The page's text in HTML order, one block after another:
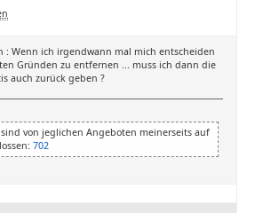
: Wenn ich irgendwann mal mich entscheiden
Gründen zu entfernen ... muss ich dann die
auch zurück geben ?
sind von jeglichen Angeboten meinerseits auf
702